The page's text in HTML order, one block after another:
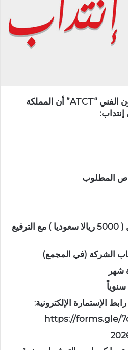
تعلم الوكالة التونسية للتعاون الفني “ATCT” أن المملكة
المطلوب
-بداية من خمسة آلاف ريال ( 5000 ريالا سعوديا ) مع الترفيع
الشركة (في المجمع)
شهر
الإستمارة الإلكترونية:
https://forms.gle/